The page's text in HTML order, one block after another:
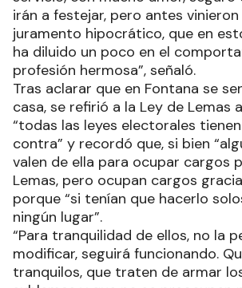
irán a festejar, pero antes
juramento hipocrático, que en
ha diluido un poco en el
profesión hermosa”, señaló.
Tras aclarar que en Fontana se
casa, se refirió a la Ley de Lemas
“todas las leyes electorales
contra” y recordó que, si bien
valen de ella para ocupar cargos
Lemas, pero ocupan cargos
porque “si tenían que hacerlo
ningún lugar”.
“Para tranquilidad de ellos, no la
modificar, seguirá funcionando.
tranquilos, que traten de armar